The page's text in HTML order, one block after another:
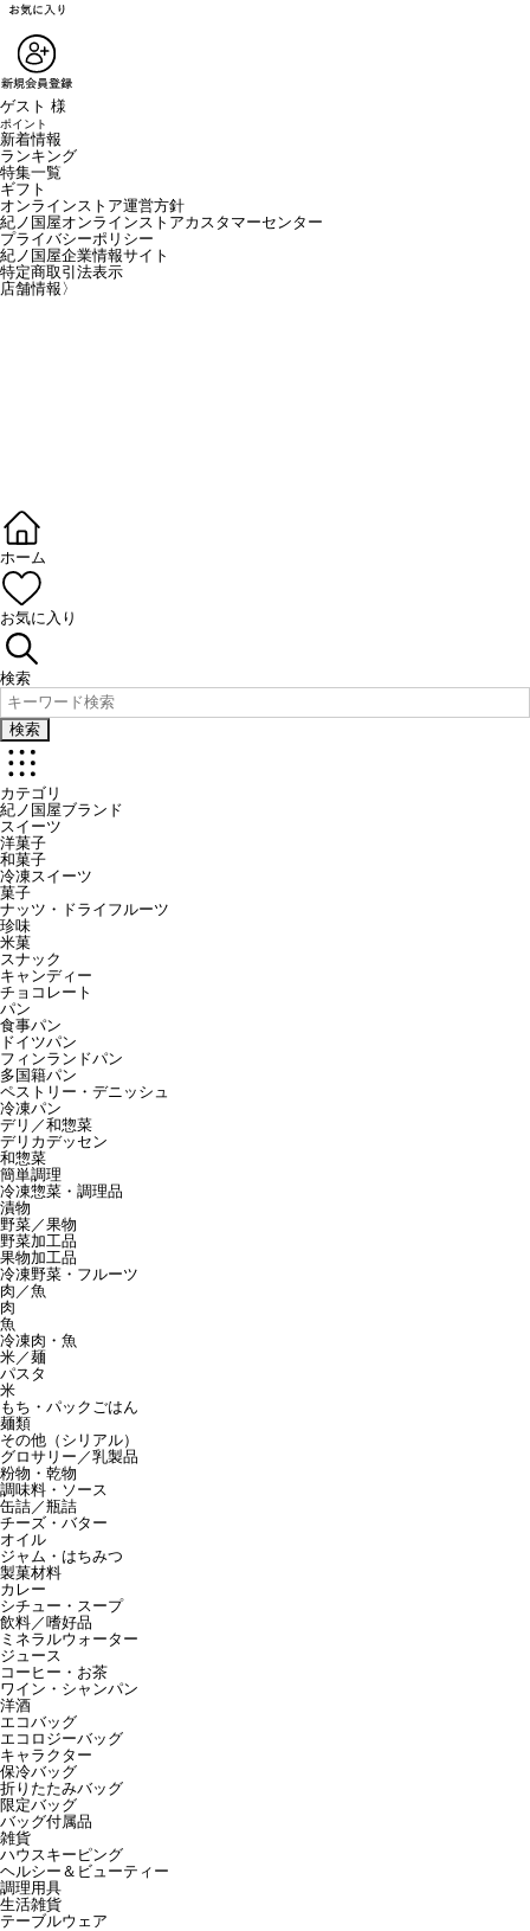
ゲスト 様
ポイント
新着情報
ランキング
特集一覧
ギフト
オンラインストア運営方針
紀ノ国屋オンラインストアカスタマーセンター
プライバシーポリシー
紀ノ国屋企業情報サイト
特定商取引法表示
店舗情報 〉
ホーム
お気に入り
検索
検索
カテゴリ
紀ノ国屋ブランド
スイーツ
洋菓子
和菓子
冷凍スイーツ
菓子
ナッツ・ドライフルーツ
珍味
米菓
スナック
キャンディー
チョコレート
パン
食事パン
ドイツパン
フィンランドパン
多国籍パン
ペストリー・デニッシュ
冷凍パン
デリ／和惣菜
デリカデッセン
和惣菜
簡単調理
冷凍惣菜・調理品
漬物
野菜／果物
野菜加工品
果物加工品
冷凍野菜・フルーツ
肉／魚
肉
魚
冷凍肉・魚
米／麺
パスタ
米
もち・パックごはん
麺類
その他（シリアル）
グロサリー／乳製品
粉物・乾物
調味料・ソース
缶詰／瓶詰
チーズ・バター
オイル
ジャム・はちみつ
製菓材料
カレー
シチュー・スープ
飲料／嗜好品
ミネラルウォーター
ジュース
コーヒー・お茶
ワイン・シャンパン
洋酒
エコバッグ
エコロジーバッグ
キャラクター
保冷バッグ
折りたたみバッグ
限定バッグ
バッグ付属品
雑貨
ハウスキーピング
ヘルシー＆ビューティー
調理用具
生活雑貨
テーブルウェア